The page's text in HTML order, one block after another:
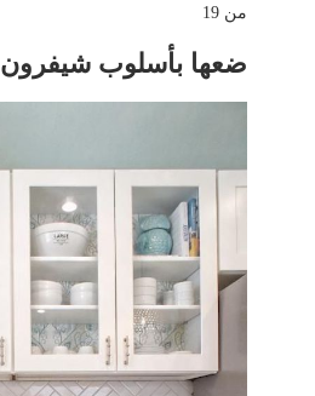
من 19
ضعها بأسلوب شيفرون